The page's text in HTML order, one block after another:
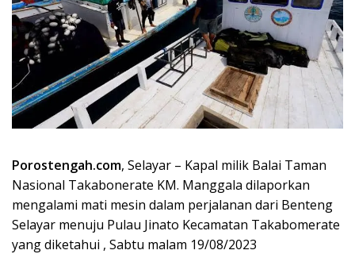
Porostengah.com, Selayar – Kapal milik Balai Taman
Nasional Takabonerate KM. Manggala dilaporkan
mengalami mati mesin dalam perjalanan dari Benteng
Selayar menuju Pulau Jinato Kecamatan Takabomerate
yang diketahui , Sabtu malam 19/08/2023